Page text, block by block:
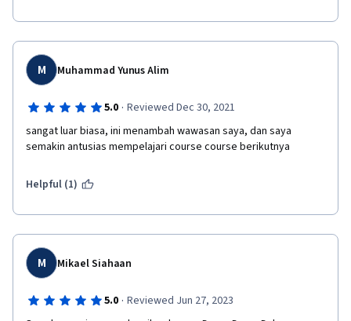
M Muhammad Yunus Alim
5.0 · Reviewed Dec 30, 2021
sangat luar biasa, ini menambah wawasan saya, dan saya
semakin antusias mempelajari course course berikutnya
Helpful (1)
M Mikael Siahaan
5.0 · Reviewed Jun 27, 2023